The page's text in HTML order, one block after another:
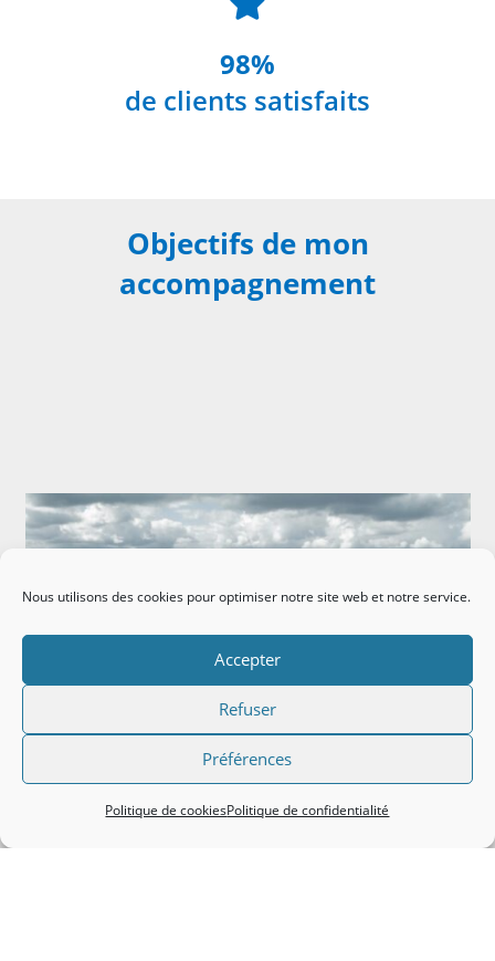
Nous utilisons des cookies pour optimiser notre site web et notre service.
Accepter
Refuser
Préférences
Politique de cookiesPolitique de confidentialité
98%
de clients satisfaits
Objectifs de mon
accompagnement